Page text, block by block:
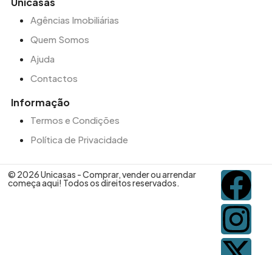
Agências Imobiliárias
Quem Somos
Ajuda
Contactos
Informação
Termos e Condições
Política de Privacidade
© 2026 Unicasas - Comprar, vender ou arrendar
começa aqui! Todos os direitos reservados.